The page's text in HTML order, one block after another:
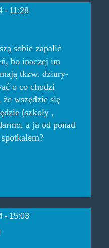
- 11:28
sobie zapalić
bo inaczej im
tkzw. dziury-
o co chodzi
wszędzie się
(szkoły ,
a ja od ponad
- 15:03